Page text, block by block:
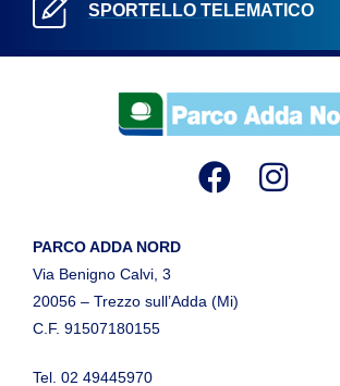
SPORTELLO TELEMATICO
PARCO ADDA NORD
Via Benigno Calvi, 3
20056 – Trezzo sull’Adda (Mi)
C.F. 91507180155
Tel. 02 49445970